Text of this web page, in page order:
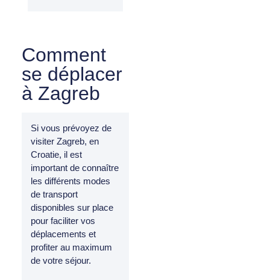
Comment
se déplacer
à Zagreb
Si vous prévoyez de
visiter Zagreb, en
Croatie, il est
important de connaître
les différents modes
de transport
disponibles sur place
pour faciliter vos
déplacements et
profiter au maximum
de votre séjour.